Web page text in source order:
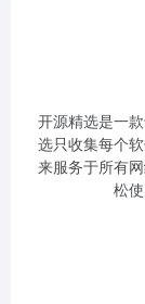
开源精选是一
选只收集每个
来服务于所有
松